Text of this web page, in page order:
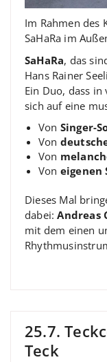
Im Rahmen des
SaHaRa im
SaHaRa, das
Hans Rainer
Ein Duo, dass
sich auf eine
Von Singer-
Von
Von
Von eigenen
Dieses Mal
dabei:Andreas
mit dem einen
25.7.
Teck